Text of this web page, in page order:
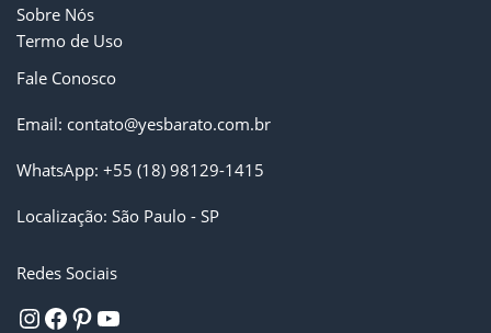
Sobre Nós
Termo de Uso
Fale Conosco
Email: contato@yesbarato.com.br
WhatsApp: +55 (18) 98129-1415
Localização: São Paulo - SP
Redes Sociais